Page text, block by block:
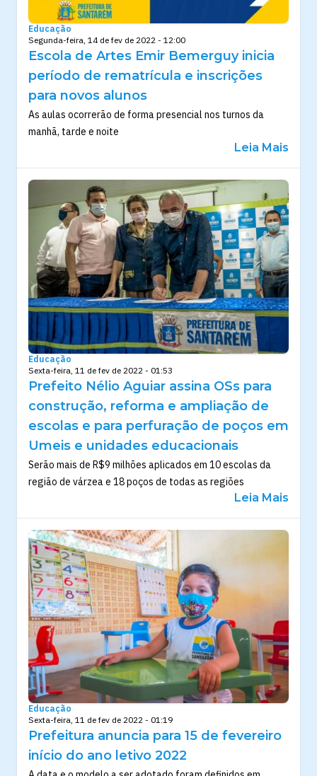
Educação
Segunda-feira, 14 de fev de 2022 - 12:00
Escola de Artes Emir Bemerguy inicia
período de rematrícula e inscrições
para novos alunos
As aulas ocorrerão de forma presencial nos turnos da
manhã, tarde e noite
Leia Mais
Educação
Sexta-feira, 11 de fev de 2022 - 01:53
Prefeito Nélio Aguiar assina OSs para
construção, reforma e ampliação de
escolas e para perfuração de poços em
Umeis e unidades educacionais
Serão mais de R$9 milhões aplicados em 10 escolas da
região de várzea e 18 poços de todas as regiões
Leia Mais
Educação
Sexta-feira, 11 de fev de 2022 - 01:19
Prefeitura anuncia para 15 de fevereiro
início do ano letivo 2022